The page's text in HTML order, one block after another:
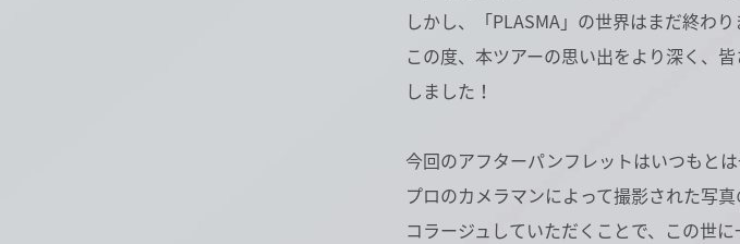
しかし、「PLASMA」の世界はまだ終わり
この度、本ツアーの思い出をより深く、
しました！
今回のアフターパンフレットはいつもとは
プロのカメラマンによって撮影された写
コラージュしていただくことで、この世